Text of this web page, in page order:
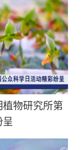
植物研究所第
呈